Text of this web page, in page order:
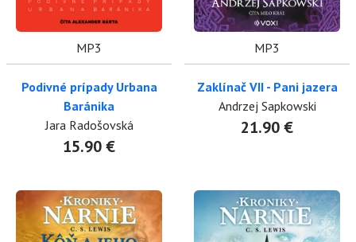
MP3
Podivné prípady Urbana
Baránika
Jara Radošovská
15.90 €
MP3
Zaklínač VII - Pani jazera
Andrzej Sapkowski
21.90 €